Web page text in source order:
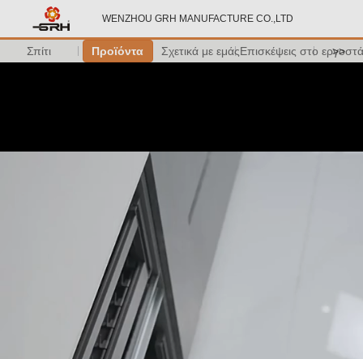
WENZHOU GRH MANUFACTURE CO.,LTD
Σπίτι Προϊόντα Σχετικά με εμάςΕπισκέψεις στο >>